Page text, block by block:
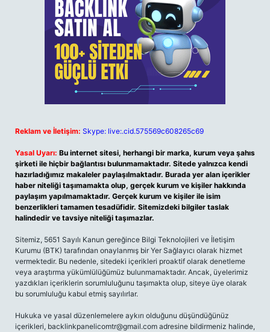
Reklam ve İletişim: Skype: live:.cid.575569c608265c69
Yasal Uyarı: Bu internet sitesi, herhangi bir marka, kurum veya şahıs
şirketi ile hiçbir bağlantısı bulunmamaktadır. Sitede yalnızca kendi
hazırladığımız makaleler paylaşılmaktadır. Burada yer alan içerikler
haber niteliği taşımamakta olup, gerçek kurum ve kişiler hakkında
paylaşım yapılmamaktadır. Gerçek kurum ve kişiler ile isim
benzerlikleri tamamen tesadüfidir. Sitemizdeki bilgiler taslak
halindedir ve tavsiye niteliği taşımazlar.
Sitemiz, 5651 Sayılı Kanun gereğince Bilgi Teknolojileri ve İletişim
Kurumu (BTK) tarafından onaylanmış bir Yer Sağlayıcı olarak hizmet
vermektedir. Bu nedenle, sitedeki içerikleri proaktif olarak denetleme
veya araştırma yükümlülüğümüz bulunmamaktadır. Ancak, üyelerimiz
yazdıkları içeriklerin sorumluluğunu taşımakta olup, siteye üye olarak
bu sorumluluğu kabul etmiş sayılırlar.
Hukuka ve yasal düzenlemelere aykırı olduğunu düşündüğünüz
içerikleri, backlinkpanelicomtr@gmail.com adresine bildirmeniz halinde,